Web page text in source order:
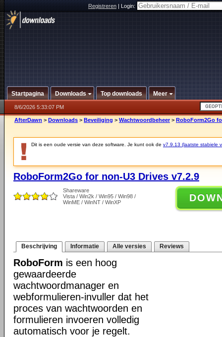
Registreren|Login:
Startpagina Downloads Top downloads Meer
8/6/2026 5:33:07 PM
AfterDawn > Downloads > Beveiliging > Wachtwoordbeheer > RoboForm2Go
Dit is een oude versie van deze software. Je kunt ook de v7.9.13 (laatste stabiele
RoboForm2Go for non-U3 Drives v7.2.9
Shareware
Vista / Win2k / Win95 / Win98 /
WinME / WinNT / WinXP
Beschrijving Informatie Alle versies Reviews
RoboForm is een hoog
gewaardeerde
wachtwoordmanager en
webformulieren-invuller dat het
proces van wachtwoorden en
formulieren invoeren volledig
automatisch voor je regelt.